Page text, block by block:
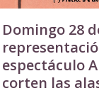
Domingo 28
espectáculo
corten las